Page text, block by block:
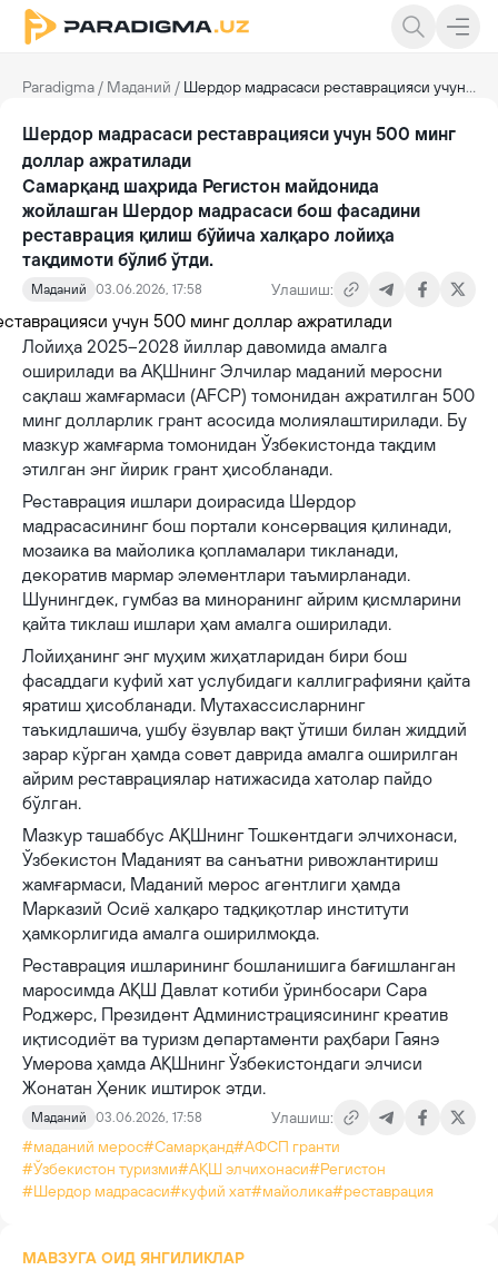
Paradigma / Маданий / Шердор мадрасаси реставрацияси учун 500 минг доллар ажратилади
Шердор мадрасаси реставрацияси учун 500 минг
доллар ажратилади
Самарқанд шаҳрида Регистон майдонида
жойлашган Шердор мадрасаси бош фасадини
реставрация қилиш бўйича халқаро лойиҳа
тақдимоти бўлиб ўтди.
Маданий 03.06.2026, 17:58 Улашиш:
Лойиҳа 2025–2028 йиллар давомида амалга
оширилади ва АҚШнинг Элчилар маданий меросни
сақлаш жамғармаси (AFCP) томонидан ажратилган 500
минг долларлик грант асосида молиялаштирилади. Бу
мазкур жамғарма томонидан Ўзбекистонда тақдим
этилган энг йирик грант ҳисобланади.
Реставрация ишлари доирасида Шердор
мадрасасининг бош портали консервация қилинади,
мозаика ва майолика қопламалари тикланади,
декоратив мармар элементлари таъмирланади.
Шунингдек, гумбаз ва миноранинг айрим қисмларини
қайта тиклаш ишлари ҳам амалга оширилади.
Лойиҳанинг энг муҳим жиҳатларидан бири бош
фасаддаги куфий хат услубидаги каллиграфияни қайта
яратиш ҳисобланади. Мутахассисларнинг
таъкидлашича, ушбу ёзувлар вақт ўтиши билан жиддий
зарар кўрган ҳамда совет даврида амалга оширилган
айрим реставрациялар натижасида хатолар пайдо
бўлган.
Мазкур ташаббус АҚШнинг Тошкентдаги элчихонаси,
Ўзбекистон Маданият ва санъатни ривожлантириш
жамғармаси, Маданий мерос агентлиги ҳамда
Марказий Осиё халқаро тадқиқотлар институти
ҳамкорлигида амалга оширилмоқда.
Реставрация ишларининг бошланишига бағишланган
маросимда АҚШ Давлат котиби ўринбосари Сара
Роджерс, Президент Администрациясининг креатив
иқтисодиёт ва туризм департаменти раҳбари Гаянэ
Умерова ҳамда АҚШнинг Ўзбекистондаги элчиси
Жонатан Ҳеник иштирок этди.
Маданий 03.06.2026, 17:58
Улашиш:
#маданий мерос#Самарқанд#АФCП гранти
#Ўзбекистон туризми#АҚШ элчихонаси#Регистон
#Шердор мадрасаси#куфий хат#майолика#реставрация
МАВЗУГА ОИД ЯНГИЛИКЛАР